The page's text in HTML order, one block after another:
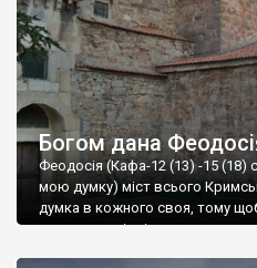
Богом дана
Феодосія (Кафа-12 (13) -15 (18)
мою думку) міст всього
думка в кожного своя, тому
запрошую відвідати це